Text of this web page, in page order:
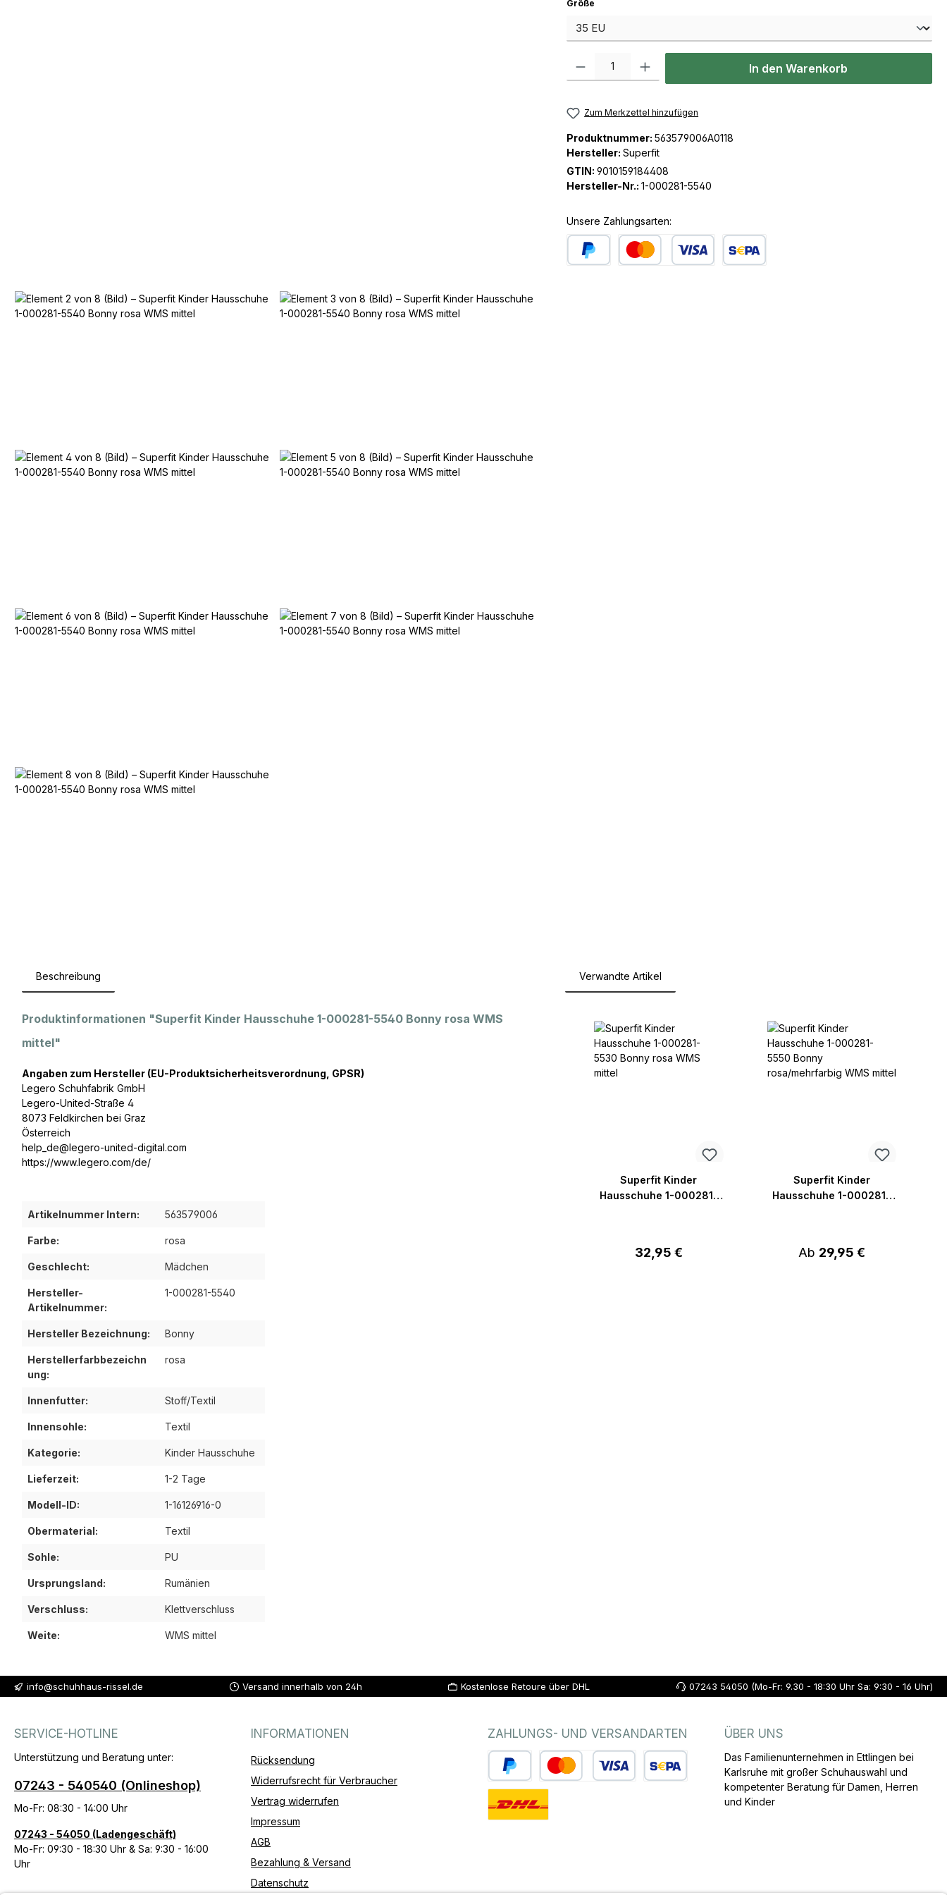
Größeauswählen
Produkt Anzahl: Gib den gewünschten Wert ein oder benutze die Schaltflächen
In den Warenkorb
Zum Merkzettel hinzufügen
Produktnummer: 563579006A0118
Hersteller: Superfit
GTIN: 9010159184408
Hersteller-Nr.: 1-000281-5540
Unsere Zahlungsarten:
Beschreibung
Produktinformationen "Superfit Kinder Hausschuhe 1-000281-5540 Bonny rosa WMS
mittel"
Angaben zum Hersteller (EU-Produktsicherheitsverordnung, GPSR)
Legero Schuhfabrik GmbH
Legero-United-Straße 4
8073 Feldkirchen bei Graz
Österreich
help_de@legero-united-digital.com
https://www.legero.com/de/
Artikelnummer Intern: 563579006
Farbe: rosa
Geschlecht: Mädchen
Hersteller-
Artikelnummer:
1-000281-5540
Hersteller Bezeichnung: Bonny
Herstellerfarbbezeichn
ung:
rosa
Innenfutter: Stoff/Textil
Innensohle: Textil
Kategorie: Kinder Hausschuhe
Lieferzeit: 1-2 Tage
Modell-ID: 1-16126916-0
Obermaterial: Textil
Sohle: PU
Ursprungsland: Rumänien
Verschluss: Klettverschluss
Weite: WMS mittel
Verwandte Artikel
Superfit Kinder
Hausschuhe 1-000281-
Regulärer Preis:
32,95 €
Superfit Kinder
Hausschuhe 1-000281-
Regulärer Preis:
Ab 29,95 €
info@schuhhaus-rissel.de Versand innerhalb von 24h Kostenlose Retoure über DHL 07243 54050 (Mo-Fr: 9.30 - 18:30 Uhr Sa: 9:30 - 16 Uhr)
SERVICE-HOTLINE
Unterstützung und Beratung unter:
07243 - 540540 (Onlineshop)
Mo-Fr: 08:30 - 14:00 Uhr
07243 - 54050 (Ladengeschäft)
Mo-Fr: 09:30 - 18:30 Uhr & Sa: 9:30 - 16:00
Uhr
INFORMATIONEN
Rücksendung
Widerrufsrecht für Verbraucher
Vertrag widerrufen
Impressum
AGB
Bezahlung & Versand
Datenschutz
ZAHLUNGS- UND VERSANDARTEN
PayPal Kredit- oder Debitkarte
ÜBER UNS
Das Familienunternehmen in Ettlingen bei
Karlsruhe mit großer Schuhauswahl und
kompetenter Beratung für Damen, Herren
und Kinder